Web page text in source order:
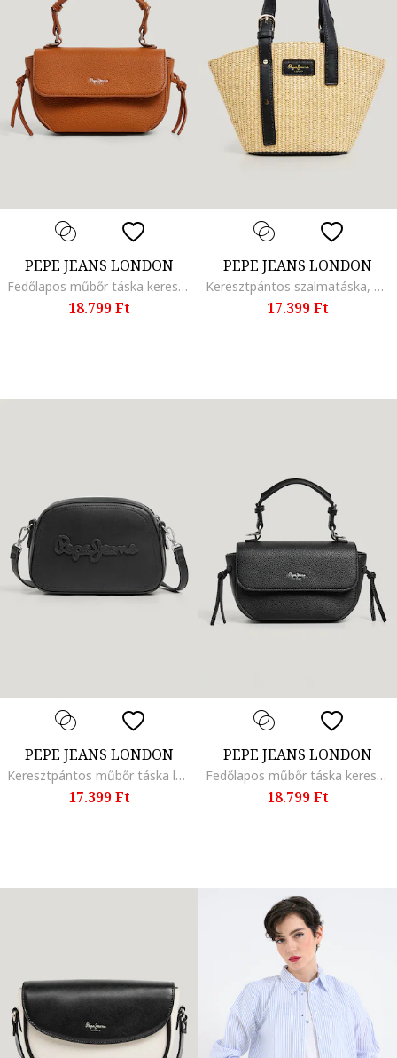
PEPE JEANS LONDON
Fedőlapos műbőr táska keresztpánttal, Fahéjbarna
18.799 Ft
PEPE JEANS LONDON
Keresztpántos szalmatáska, Fekete/Szalmasárga
17.399 Ft
PEPE JEANS LONDON
Keresztpántos műbőr táska logómintával, Fekete
17.399 Ft
PEPE JEANS LONDON
Fedőlapos műbőr táska keresztpánttal, Fekete
18.799 Ft